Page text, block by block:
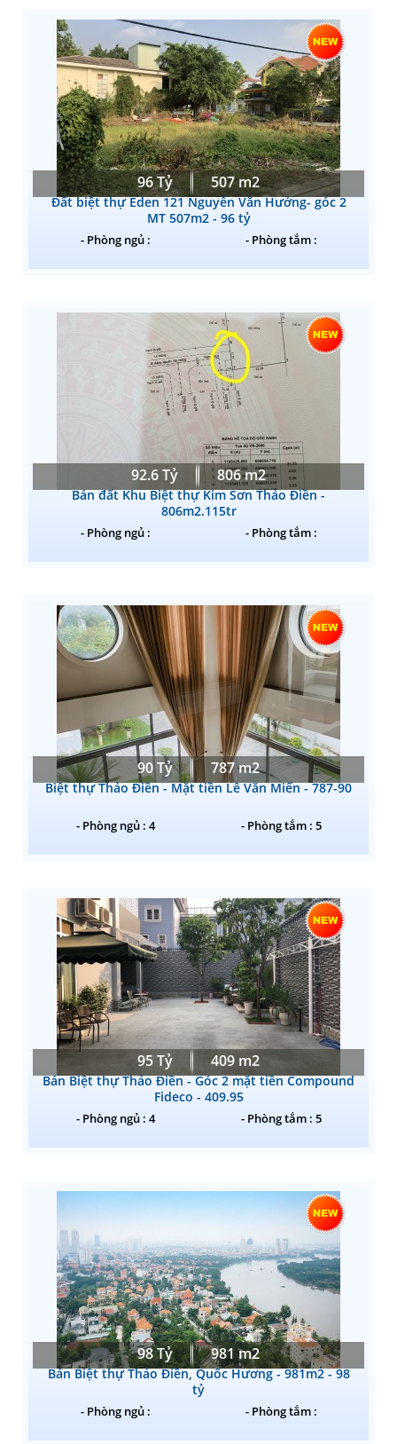
96 Tỷ 507 m2
Đất biệt thự Eden 121 Nguyễn Văn Hưởng- góc 2
MT 507m2 - 96 tỷ
- Phòng ngủ : - Phòng tắm :
92.6 Tỷ 806 m2
Bán đất Khu Biệt thự Kim Sơn Thảo Điền -
806m2.115tr
- Phòng ngủ : - Phòng tắm :
90 Tỷ 787 m2
Biệt thự Thảo Điền - Mặt tiền Lê Văn Miến - 787-90
- Phòng ngủ : 4 - Phòng tắm : 5
95 Tỷ 409 m2
Bán Biệt thự Thảo Điền - Góc 2 mặt tiền Compound
Fideco - 409.95
- Phòng ngủ : 4 - Phòng tắm : 5
98 Tỷ 981 m2
Bán Biệt thự Thảo Điền, Quốc Hương - 981m2 - 98
tỷ
- Phòng ngủ : - Phòng tắm :